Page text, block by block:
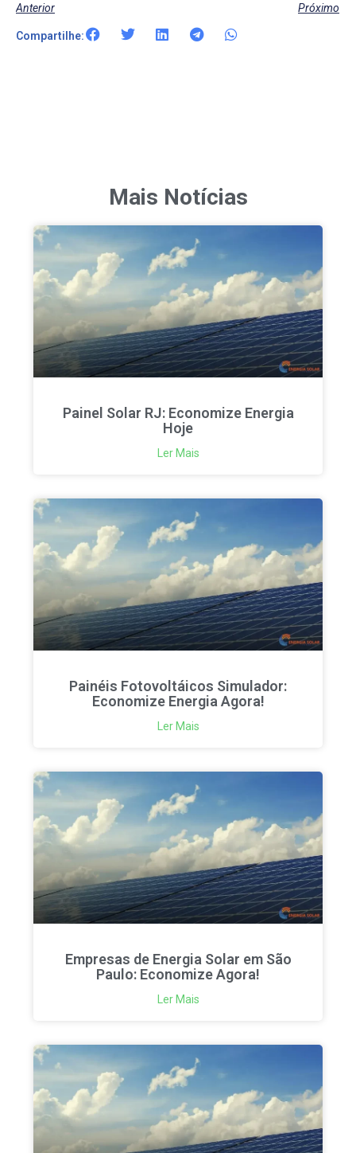
Anterior Próximo
Compartilhe:
Mais Notícias
Painel Solar RJ: Economize Energia
Hoje
Ler Mais
Painéis Fotovoltáicos Simulador:
Economize Energia Agora!
Ler Mais
Empresas de Energia Solar em São
Paulo: Economize Agora!
Ler Mais